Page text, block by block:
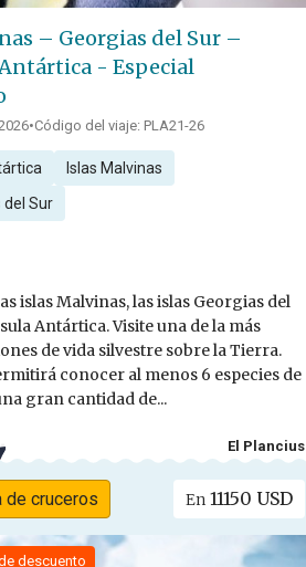
– Georgias del Sur –
- Especial
•Código del viaje: PLA21-26
Islas Malvinas
del Sur
islas Malvinas, las islas Georgias del
Antártica. Visite una de la más
de vida silvestre sobre la Tierra.
conocer al menos 6 especies de
gran cantidad de...
El Plancius
de cruceros En 11150 USD
descuento